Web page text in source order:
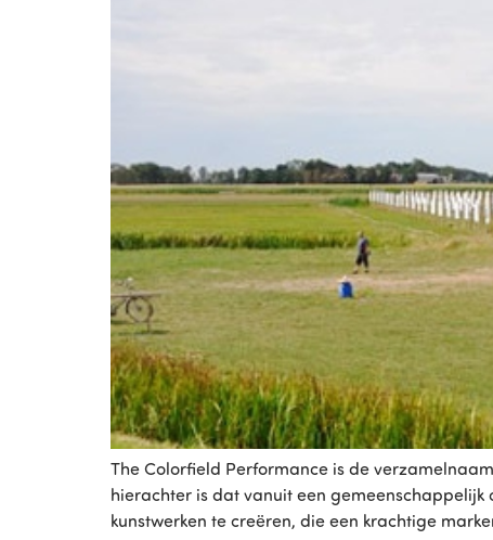
The Colorfield Performance is de
hierachter is dat vanuit een
kunstwerken te creëren, die een krachtige